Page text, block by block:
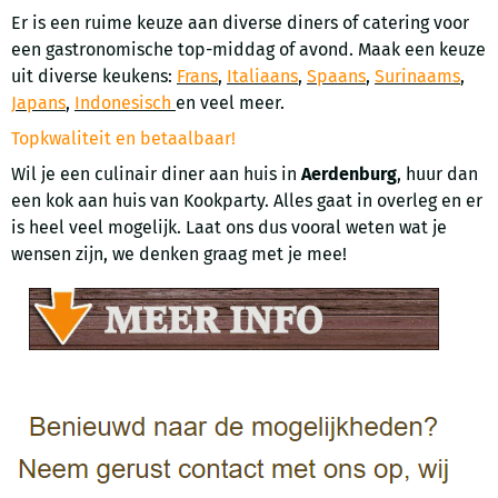
Er is een ruime keuze aan diverse diners of catering voor
een gastronomische top-middag of avond. Maak een keuze
uit diverse keukens: Frans, Italiaans, Spaans, Surinaams,
Japans, Indonesisch en veel meer.
Topkwaliteit en betaalbaar!
Wil je een culinair diner aan huis in Aerdenburg, huur dan
een kok aan huis van Kookparty. Alles gaat in overleg en er
is heel veel mogelijk. Laat ons dus vooral weten wat je
wensen zijn, we denken graag met je mee!